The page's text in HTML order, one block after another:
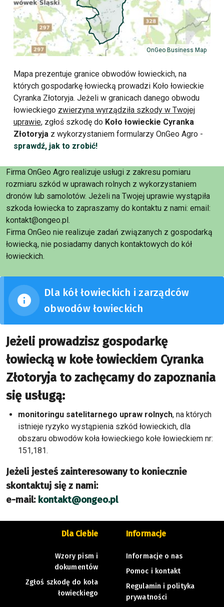
OnGeo Business Map
Mapa prezentuje granice obwodów łowieckich, na
których gospodarkę łowiecką prowadzi Koło łowieckie
Cyranka Złotoryja. Jeżeli w granicach danego obwodu
łowieckiego zwierzyna wyrządziła szkody w Twojej
uprawie, zgłoś szkodę do Koło łowieckie Cyranka
Złotoryjaz wykorzystaniem formularzy OnGeo Agro -
sprawdź, jak to zrobić!
Firma OnGeo Agro realizuje usługi z zakresu pomiaru
rozmiaru szkód w uprawach rolnych z wykorzystaniem
dronów lub samolotów. Jeżeli na Twojej uprawie wystąpiła
szkoda łowiecka to zapraszamy do kontaktu z nami: email:
kontakt@ongeo.pl.
Firma OnGeo nie realizuje zadań związanych z gospodarką
łowiecką, nie posiadamy danych kontaktowych do kół
łowieckich.
Dla kół łowieckich i zarządców
obwodów łowieckich
Jeżeli prowadzisz gospodarkę
łowiecką w kołe łowieckiem Cyranka
Złotoryja to zachęcamy do zapoznania
się usługą:
monitoringu satelitarnego upraw rolnych, na których
istnieje ryzyko wystąpienia szkód łowieckich, dla
obszaru obwodów koła łowieckiego kołe łowieckiem nr:
151,181.
Jeżeli jesteś zainteresowany to koniecznie
skontaktuj się z nami:
e-mail: kontakt@ongeo.pl
Dla Ciebie
Wzory pism i
dokumentów
Zgłoś szkodę do koła
łowieckiego
Informacje
Informacje o nas
Pomoc i kontakt
Regulamin i polityka
prywatności